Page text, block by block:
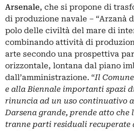
Arsenale, che si propone di
di produzione navale – “Arzanà
polo delle civiltà del mare di
combinando attività di
arte secondo una prospettiva
orizzontale, lontana dal piano
dall’amministrazione. “Il
e alla Biennale importanti spazi
rinuncia ad un uso continuativo
Darsena grande, prende atto che
tranne parti residuali recuperate